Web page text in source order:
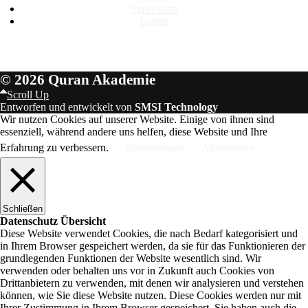
© 2026 Quran Akademie
Scroll Up
Entworfen und entwickelt von SMSI Technology
Wir nutzen Cookies auf unserer Website. Einige von ihnen sind
essenziell, während andere uns helfen, diese Website und Ihre
Erfahrung zu verbessern.
Schließen
Datenschutz Übersicht
Diese Website verwendet Cookies, die nach Bedarf kategorisiert und
in Ihrem Browser gespeichert werden, da sie für das Funktionieren der
grundlegenden Funktionen der Website wesentlich sind. Wir
verwenden oder behalten uns vor in Zukunft auch Cookies von
Drittanbietern zu verwenden, mit denen wir analysieren und verstehen
können, wie Sie diese Website nutzen. Diese Cookies werden nur mit